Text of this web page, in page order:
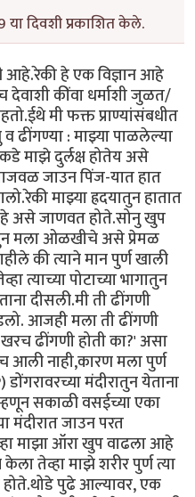
या दिवशी प्रकाशित केले.
आहे.रेकी हे एक विज्ञान आहे
देवाशी कींवा धर्माशी जुळत/
मी फक्त प्राण्यांसंबधीत
: माझ्या पाळलेल्या
माझे दुर्लक्ष होतेय असे
जाउन पिंज-यात हात
माझ्या ह्रदयातुन हातात
असे जाणवत होते.सोनु खुप
मला ओळखीचे असे प्रेमळ
की त्याने मान पुर्ण खाली
त्याच्या पोटाच्या भागातुन
दीसली.मी ती ढींगणी
आजही मला ती ढींगणी
ढींगणी होती का?' असा
आली नाही,कारण मला पुर्ण
मंदीरातुन येताना
सकाळी वसईच्या एका
मंदीरात जाउन परत
माझा ऑरा खुप वाढला आहे
तेव्हा माझे शरीर पुर्ण त्या
पुढे आल्यावर, एक